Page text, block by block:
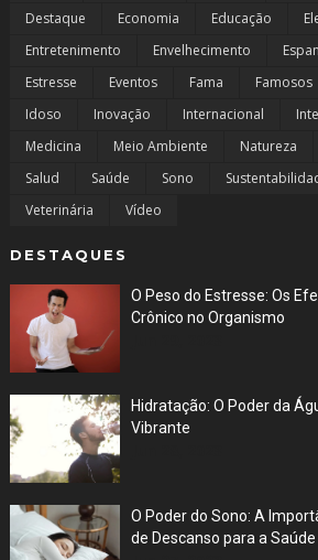
Destaque
Economia Educação
Entretenimento
Envelhecimento
Estresse
Eventos Fama Famosos
Idoso
Inovação Internacional
Medicina
Meio Ambiente Natureza
Salud
Saúde Sono
Veterinária
Vídeo
DESTAQUES
O Peso do Estresse: Os
Crônico no Organismo
Hidratação: O Poder da
Vibrante
O Poder do Sono: A
de Descanso para a Saúde